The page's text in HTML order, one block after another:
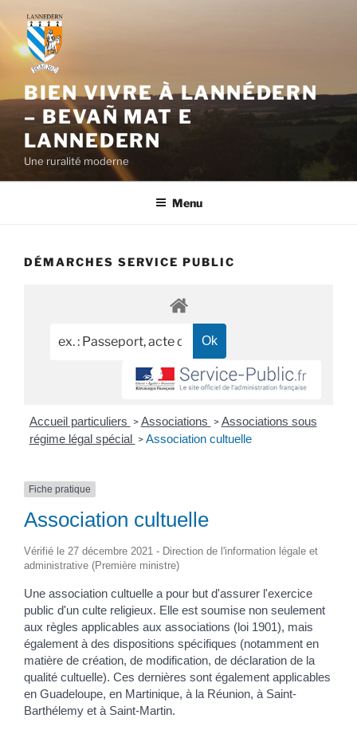
contenu
principal
BIEN VIVRE À LANNÉDERN
– BEVAÑ MAT E
LANNEDERN
Une ruralité moderne
Menu
DÉMARCHES SERVICE PUBLIC
Accueil particuliers > Associations > Associations sous
régime légal spécial > Association cultuelle
Fiche pratique
Association cultuelle
Vérifié le 27 décembre 2021 - Direction de l'information légale et
administrative (Première ministre)
Une association cultuelle a pour but d'assurer l'exercice
public d'un culte religieux. Elle est soumise non seulement
aux règles applicables aux associations (loi 1901), mais
également à des dispositions spécifiques (notamment en
matière de création, de modification, de déclaration de la
qualité cultuelle). Ces dernières sont également applicables
en Guadeloupe, en Martinique, à la Réunion, à Saint-
Barthélemy et à Saint-Martin.